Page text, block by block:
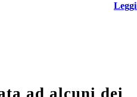
ad alcuni dei